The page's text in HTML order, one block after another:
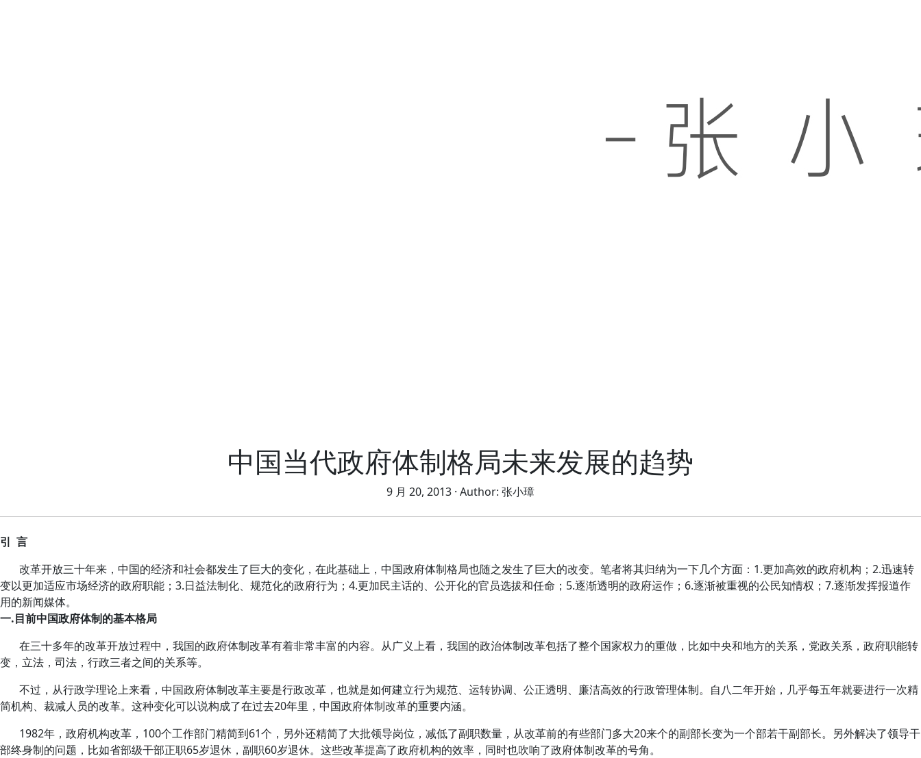
中国当代政府体制格局未来发展的趋势
9 月 20, 2013 · Author: 张小璋
引 言
改革开放三十年来，中国的经济和社会都发生了巨大的变化，在此基础上，中国政府体制格局也随之发生了巨大的改变。笔者将其归纳为一下几个方面： 1.更加高效的政府机构；2.迅速转
变以更加适应市场经济的政府职能； 3.日益法制化、规范化的政府行为； 4.更加民主话的、公开化的官员选拔和任命； 5.逐渐透明的政府运作； 6.逐渐被重视的公民知情权； 7.逐渐发挥报道作
用的新闻媒体。
一.目前中国政府体制的基本格局
在三十多年的改革开放过程中，我国的政府体制改革有着非常丰富的内容。从广义上看，我国的政治体制改革包括了整个国家权力的重做，比如中央和地方的关系，党政关系，政府职能转
变，立法，司法，行政三者之间的关系等。
不过，从行政学理论上来看，中国政府体制改革主要是行政改革，也就是如何建立行为规范、运转协调、公正透明、廉洁高效的行政管理体制。自八二年开始，几乎每五年就要进行一次精
简机构、裁减人员的改革。这种变化可以说构成了在过去20年里，中国政府体制改革的重要内涵。
1982年，政府机构改革， 100个工作部门精简到61个，另外还精简了大批领导岗位，减低了副职数量，从改革前的有些部门多大20来个的副部长变为一个部若干副部长。另外解决了领导干
部终身制的问题，比如省部级干部正职65岁退休，副职60岁退休。这些改革提高了政府机构的效率，同时也吹响了政府体制改革的号角。